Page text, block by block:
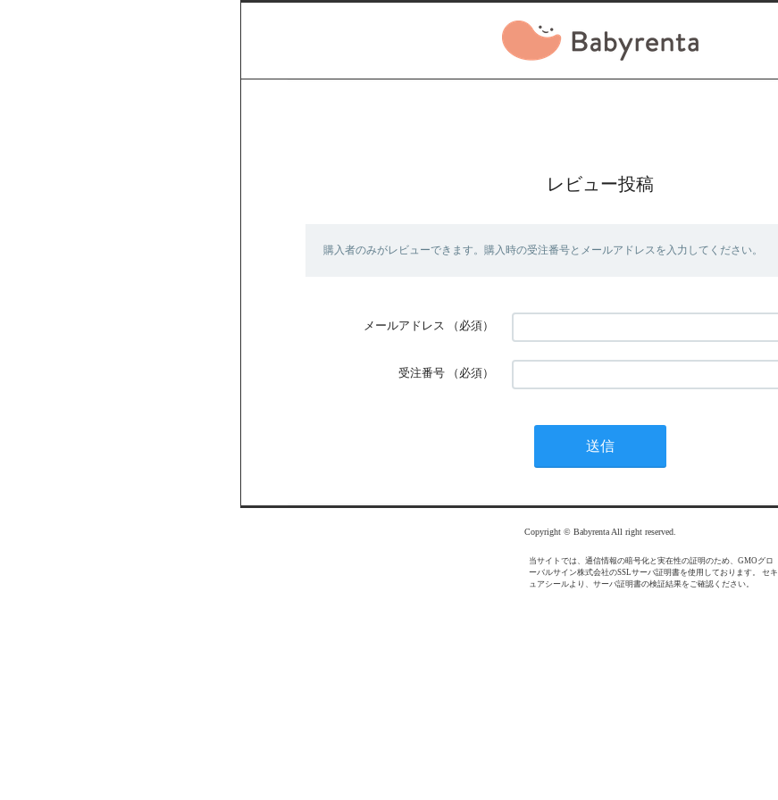
レビュー投稿
購入者のみがレビューできます。購入時の受注番号とメールアドレスを入力してください。
メールアドレス （必須）
受注番号 （必須）
Copyright © Babyrenta All right reserved.
当サイトでは、通信情報の暗号化と実在性の証明のため、GMOグロ
ーバルサイン株式会社のSSLサーバ証明書を使用しております。 セキ
ュアシールより、サーバ証明書の検証結果をご確認ください。